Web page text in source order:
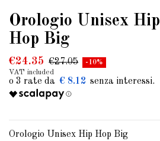
Orologio Unisex Hip
Hop Big
€24.35 €27.05 -10%
VAT included
€ 8.12
Orologio Unisex Hip Hop Big